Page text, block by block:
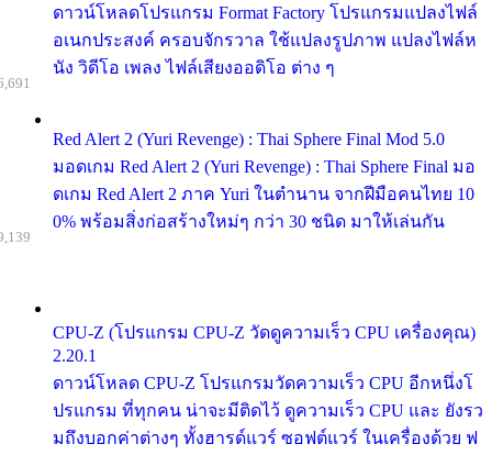
ดาวน์โหลดโปรแกรม Format Factory โปรแกรมแปลงไฟล์
อเนกประสงค์ ครอบจักรวาล ใช้แปลงรูปภาพ แปลงไฟล์ห
นัง วิดีโอ เพลง ไฟล์เสียงออดิโอ ต่าง ๆ
Red Alert 2 (Yuri Revenge) : Thai Sphere Final Mod 5.0
มอดเกม Red Alert 2 (Yuri Revenge) : Thai Sphere Final มอ
ดเกม Red Alert 2 ภาค Yuri ในตำนาน จากฝีมือคนไทย 10
0% พร้อมสิ่งก่อสร้างใหม่ๆ กว่า 30 ชนิด มาให้เล่นกัน
CPU-Z (โปรแกรม CPU-Z วัดดูความเร็ว CPU เครื่องคุณ)
2.20.1
ดาวน์โหลด CPU-Z โปรแกรมวัดความเร็ว CPU อีกหนึ่งโ
ปรแกรม ที่ทุกคน น่าจะมีติดไว้ ดูความเร็ว CPU และ ยังรว
มถึงบอกค่าต่างๆ ทั้งฮารด์แวร์ ซอฟต์แวร์ ในเครื่องด้วย ฟ